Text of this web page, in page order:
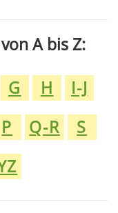
A bis Z:
G H
I-J
P Q-R
S